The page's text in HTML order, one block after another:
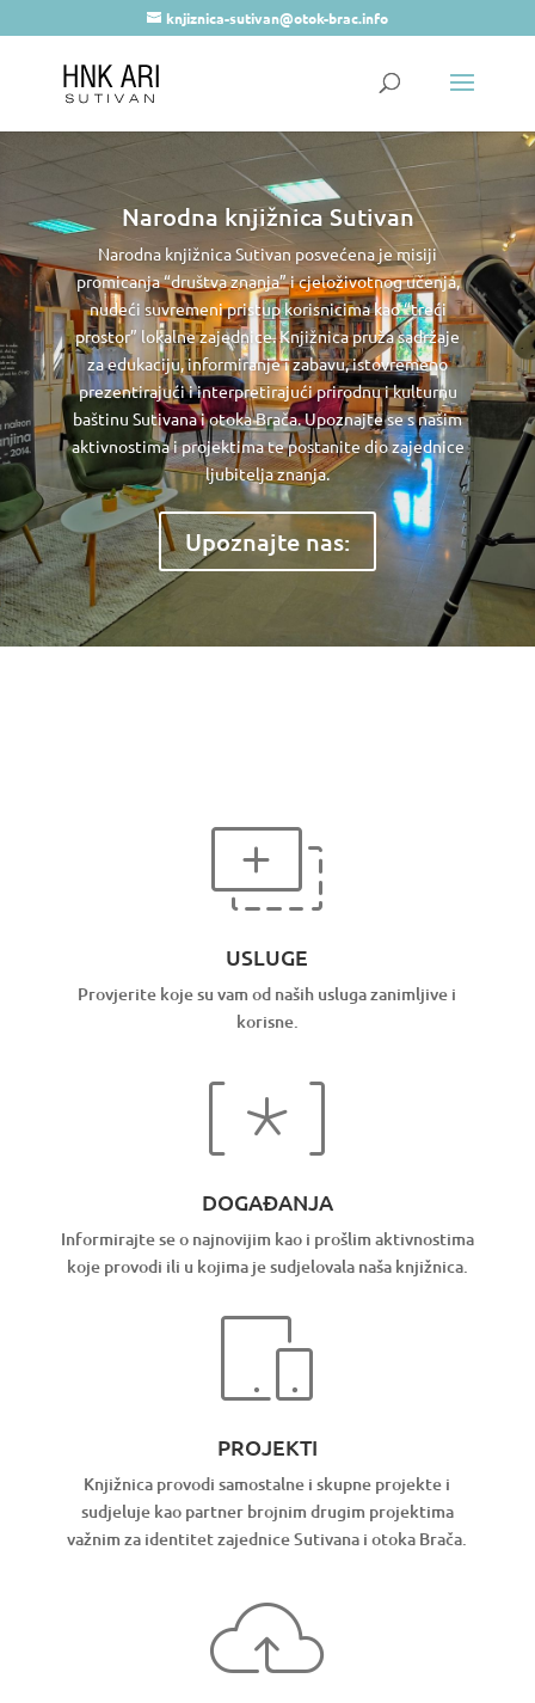
knjiznica-sutivan@otok-brac.info
Narodna knjižnica Sutivan
Narodna knjižnica Sutivan posvećena je misiji
promicanja “društva znanja” i cjeloživotnog učenja,
nudeći suvremeni pristup korisnicima kao “treći
prostor” lokalne zajednice. Knjižnica pruža sadržaje
za edukaciju, informiranje i zabavu, istovremeno
prezentirajući i interpretirajući prirodnu i kulturnu
baštinu Sutivana i otoka Brača. Upoznajte se s našim
aktivnostima i projektima te postanite dio zajednice
ljubitelja znanja.
Upoznajte nas:
USLUGE
Provjerite koje su vam od naših usluga zanimljive i
korisne.
DOGAĐANJA
Informirajte se o najnovijim kao i prošlim aktivnostima
koje provodi ili u kojima je sudjelovala naša knjižnica.
PROJEKTI
Knjižnica provodi samostalne i skupne projekte i
sudjeluje kao partner brojnim drugim projektima
važnim za identitet zajednice Sutivana i otoka Brača.